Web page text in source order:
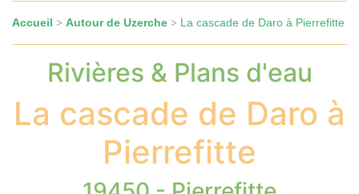
Accueil > Autour de Uzerche > La cascade de Daro à Pierrefitte
Rivières & Plans d'eau
La cascade de Daro à
Pierrefitte